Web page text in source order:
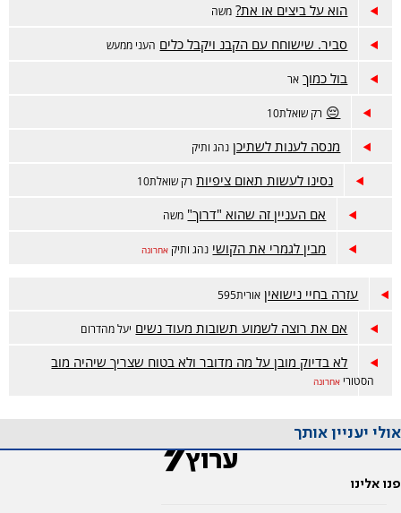
הוא על ביצים או את? משה
סביר. שישוחח עם הקבנ ויקבל כלים העני ממעש
בול כמוך אר
😔 רק שואלת10
מנסה לענות לשתיכן נהג ותיק
נסינו לעשות תאום ציפיות רק שואלת10
אם העניין זה שהוא "דרוך" משה
מבין לגמרי את הקושי נהג ותיק אחרונה
עזרה בחיי נישואין אורית595
אם את רוצה לשמוע תשובות מעוד נשים יעל מהדרום
לא בדיוק מובן על מה מדובר ולא בטוח שצריך שיהיה מוב
הסטורי אחרונה
אולי יעניין אותך
פנו אלינו